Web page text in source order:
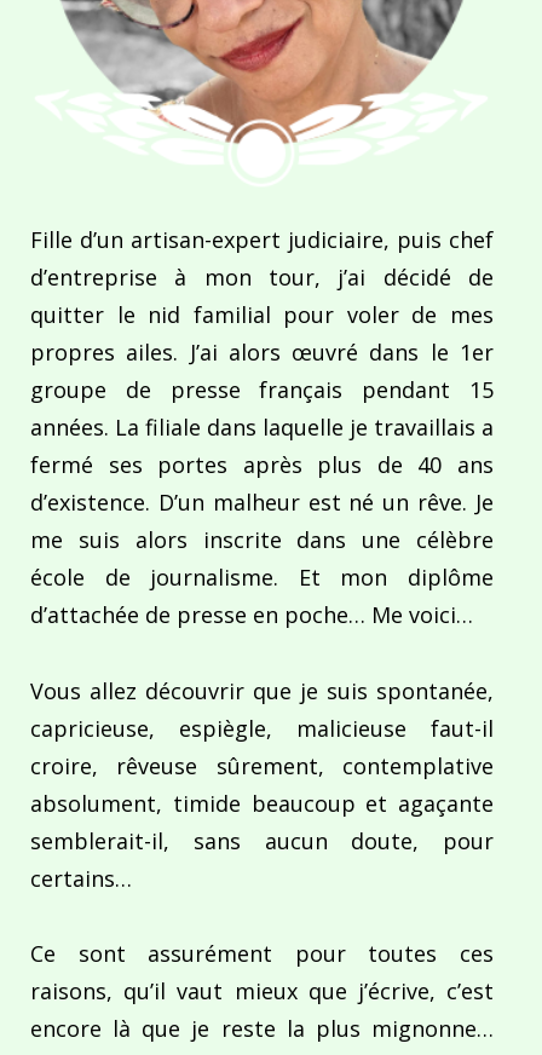
Fille d’un artisan-expert judiciaire, puis chef
d’entreprise à mon tour, j’ai décidé de
quitter le nid familial pour voler de mes
propres ailes. J’ai alors œuvré dans le 1er
groupe de presse français pendant 15
années. La filiale dans laquelle je travaillais a
fermé ses portes après plus de 40 ans
d’existence. D’un malheur est né un rêve. Je
me suis alors inscrite dans une célèbre
école de journalisme. Et mon diplôme
d’attachée de presse en poche… Me voici…
Vous allez découvrir que je suis spontanée,
capricieuse, espiègle, malicieuse faut-il
croire, rêveuse sûrement, contemplative
absolument, timide beaucoup et agaçante
semblerait-il, sans aucun doute, pour
certains…
Ce sont assurément pour toutes ces
raisons, qu’il vaut mieux que j’écrive, c’est
encore là que je reste la plus mignonne…